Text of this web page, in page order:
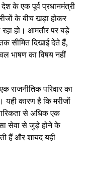
के एक पूर्व प्रधानमंत्री
के बीच खड़ा होकर
रहा हो। आमतौर पर बड़े
सीमित दिखाई देते हैं,
भाषण का विषय नहीं
राजनीतिक परिवार का
यही कारण है कि मरीजों
से अधिक एक
सेवा से जुड़े होने के
हैं और शायद यही